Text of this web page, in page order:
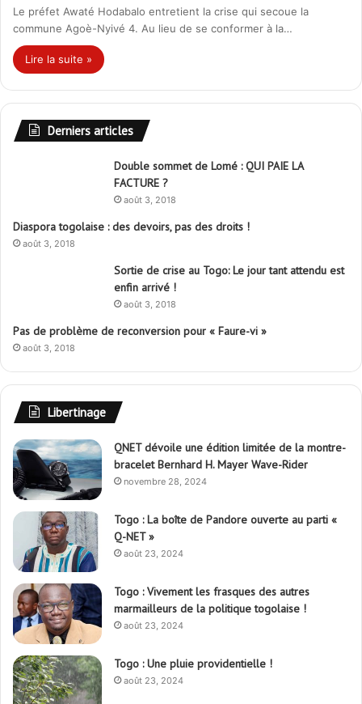
Le préfet Awaté Hodabalo entretient la crise qui secoue la
commune Agoè-Nyivé 4. Au lieu de se conformer à la…
Lire la suite »
Derniers articles
Double sommet de Lomé : QUI PAIE LA
FACTURE ?
août 3, 2018
Diaspora togolaise : des devoirs, pas des droits !
août 3, 2018
Sortie de crise au Togo: Le jour tant attendu est
enfin arrivé !
août 3, 2018
Pas de problème de reconversion pour « Faure-vi »
août 3, 2018
Libertinage
QNET dévoile une édition limitée de la montre-
bracelet Bernhard H. Mayer Wave-Rider
novembre 28, 2024
Togo : La boîte de Pandore ouverte au parti «
Q-NET »
août 23, 2024
Togo : Vivement les frasques des autres
marmailleurs de la politique togolaise !
août 23, 2024
Togo : Une pluie providentielle !
août 23, 2024